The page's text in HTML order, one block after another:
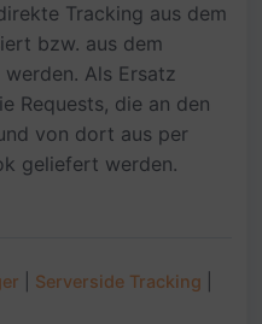
Tracking aus dem
bzw. aus dem
Als Ersatz
Requests, die an den
von dort aus per
geliefert werden.
Serverside Tracking